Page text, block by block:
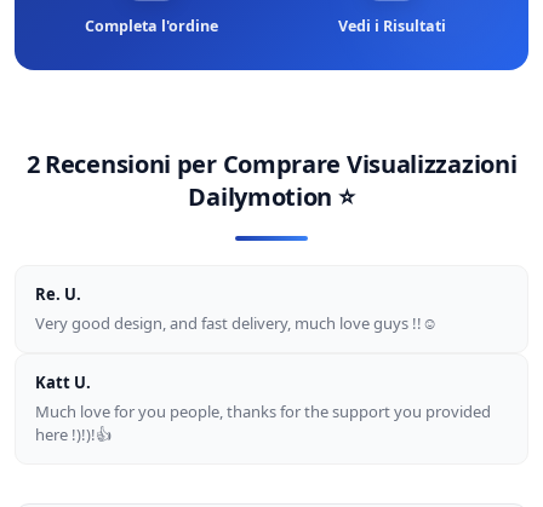
Completa l'ordine Vedi i Risultati
2 Recensioni per Comprare Visualizzazioni
Dailymotion ⭐
Re. U.
Very good design, and fast delivery, much love guys !!☺
Katt U.
Much love for you people, thanks for the support you provided
here !)!)!👍